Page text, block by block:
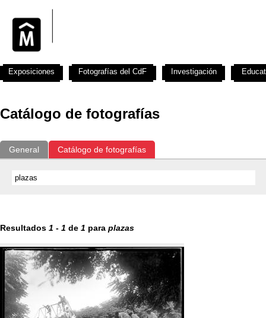
Catálogo de fotografías
General Catálogo de fotografías
Resultados 1 - 1 de 1 para plazas
Exposiciones Fotografías del CdF Investigación